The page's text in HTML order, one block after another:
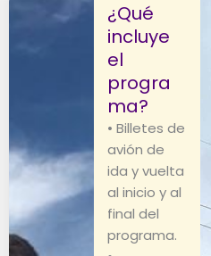
¿Qué
incluye
el
progra
ma?
• Billetes de
avión de
ida y vuelta
al inicio y al
final del
programa.